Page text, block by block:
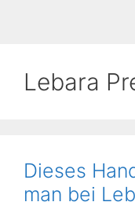
Lebara
Dieses
man bei